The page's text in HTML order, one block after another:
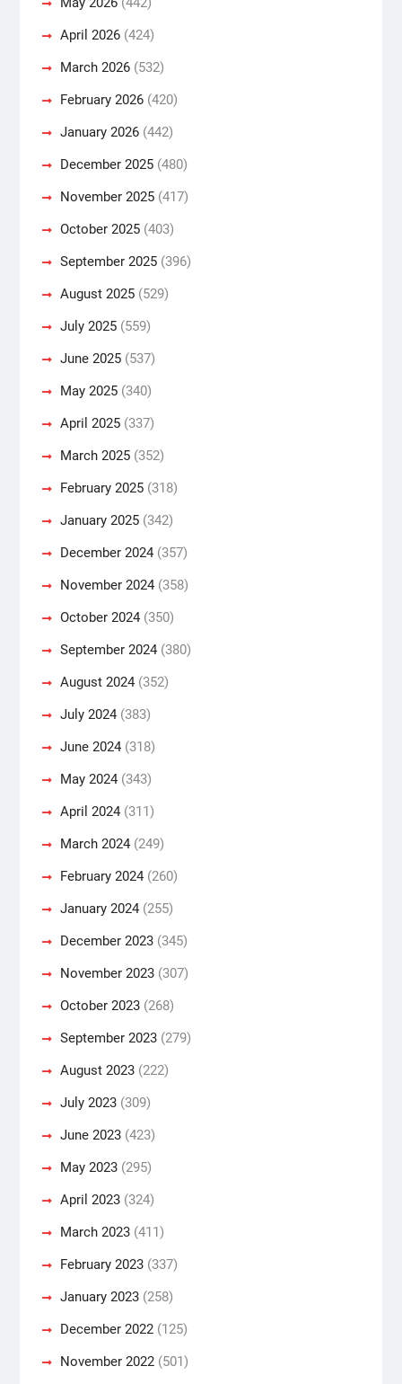
April 2026(424)
March 2026(532)
February 2026(420)
January 2026(442)
December 2025(480)
November 2025(417)
October 2025(403)
September 2025(396)
August 2025(529)
July 2025(559)
June 2025(537)
May 2025(340)
April 2025(337)
March 2025(352)
February 2025(318)
January 2025(342)
December 2024(357)
November 2024(358)
October 2024(350)
September 2024(380)
August 2024(352)
July 2024(383)
June 2024(318)
May 2024(343)
April 2024(311)
March 2024(249)
February 2024(260)
January 2024(255)
December 2023(345)
November 2023(307)
October 2023(268)
September 2023(279)
August 2023(222)
July 2023(309)
June 2023(423)
May 2023(295)
April 2023(324)
March 2023(411)
February 2023(337)
January 2023(258)
December 2022(125)
November 2022(501)